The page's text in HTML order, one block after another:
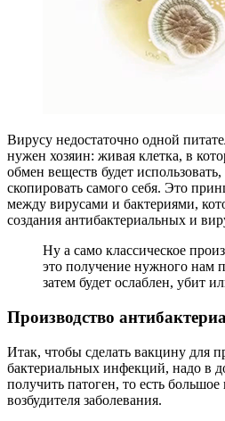
Вирусу недостаточно одной
нужен хозяин: живая клетка, в
обмен веществ будет
скопировать самого себя. Это
между вирусами и бактериями,
создания антибактериальных и
Ну а само классическое
это получение нужного нам
затем будет ослаблен, убит
Производство
Итак, чтобы сделать вакцину для
бактериальных инфекций, надо в
получить патоген, то есть большое
возбудителя заболевания.